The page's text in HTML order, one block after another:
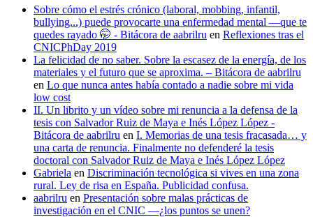
Sobre cómo el estrés crónico (laboral, mobbing, infantil,
bullying...) puede provocarte una enfermedad mental —que te
quedes rayado 🤭 - Bitácora de aabrilru en Reflexiones tras el
CNICPhDay 2019
La felicidad de no saber. Sobre la escasez de la energía, de los
materiales y el futuro que se aproxima. – Bitácora de aabrilru
en Lo que nunca antes había contado a nadie sobre mi vida
low cost
II. Un librito y un vídeo sobre mi renuncia a la defensa de la
tesis con Salvador Ruiz de Maya e Inés López López -
Bitácora de aabrilru en I. Memorias de una tesis fracasada… y
una carta de renuncia. Finalmente no defenderé la tesis
doctoral con Salvador Ruiz de Maya e Inés López López
Gabriela en Discriminación tecnológica si vives en una zona
rural. Ley de risa en España. Publicidad confusa.
aabrilru en Presentación sobre malas prácticas de
investigación en el CNIC —¿los puntos se unen?